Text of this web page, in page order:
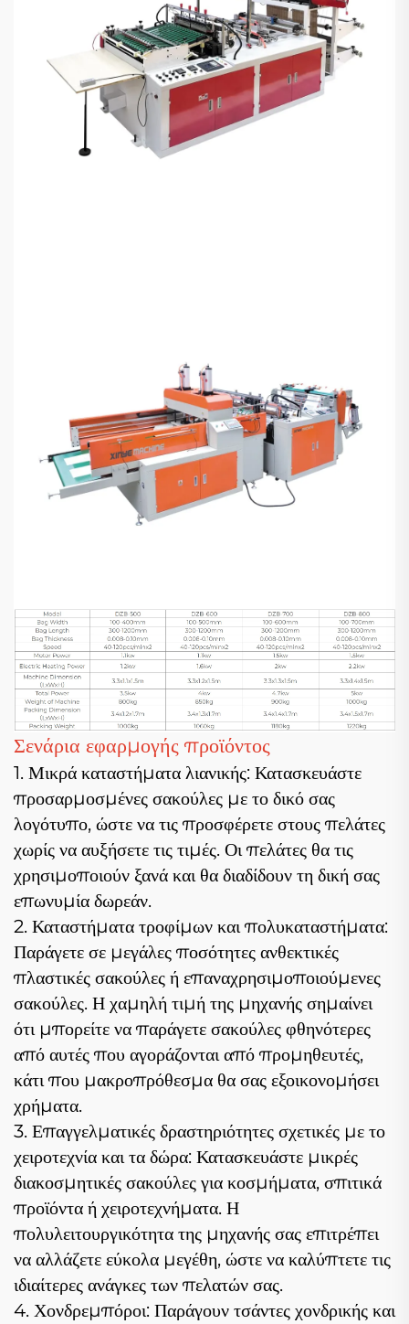
Σενάρια εφαρμογής προϊόντος
1. Μικρά καταστήματα λιανικής: Κατασκευάστε
προσαρμοσμένες σακούλες με το δικό σας
λογότυπο, ώστε να τις προσφέρετε στους πελάτες
χωρίς να αυξήσετε τις τιμές. Οι πελάτες θα τις
χρησιμοποιούν ξανά και θα διαδίδουν τη δική σας
επωνυμία δωρεάν.
2. Καταστήματα τροφίμων και πολυκαταστήματα:
Παράγετε σε μεγάλες ποσότητες ανθεκτικές
πλαστικές σακούλες ή επαναχρησιμοποιούμενες
σακούλες. Η χαμηλή τιμή της μηχανής σημαίνει
ότι μπορείτε να παράγετε σακούλες φθηνότερες
από αυτές που αγοράζονται από προμηθευτές,
κάτι που μακροπρόθεσμα θα σας εξοικονομήσει
χρήματα.
3. Επαγγελματικές δραστηριότητες σχετικές με το
χειροτεχνία και τα δώρα: Κατασκευάστε μικρές
διακοσμητικές σακούλες για κοσμήματα, σπιτικά
προϊόντα ή χειροτεχνήματα. Η
πολυλειτουργικότητα της μηχανής σας επιτρέπει
να αλλάζετε εύκολα μεγέθη, ώστε να καλύπτετε τις
ιδιαίτερες ανάγκες των πελατών σας.
4. Χονδρεμπόροι: Παράγουν τσάντες χονδρικής και